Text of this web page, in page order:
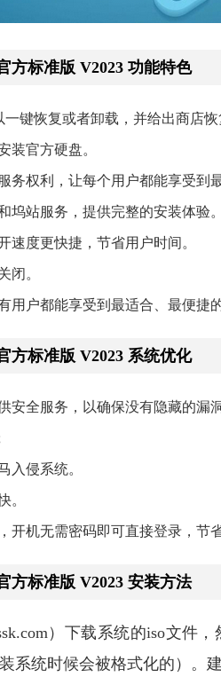
方标准版 V2023 功能特色
键恢复或者卸载，并给出商店恢
装官方硬盘。
务权利，让每个用户都能享受到
坞站服务，提供完整的安装体验。
速度更快捷，节省用户时间。
闭。
用户都能享受到最适合、最便捷的
方标准版 V2023 系统优化
安全服务，以确保没有隐藏的漏
入侵系统。
。
开机无需密码即可直接登录，节
方标准版 V2023 安装方法
）下载系统的iso文件
系统时候会被格式化的）。